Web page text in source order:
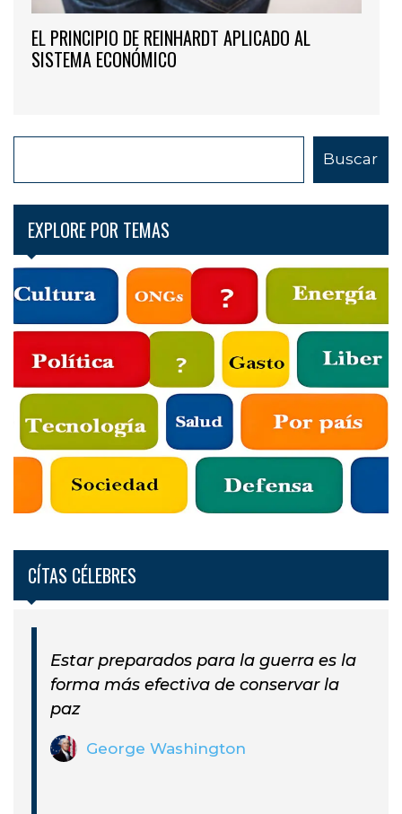
EL PRINCIPIO DE REINHARDT APLICADO AL
SISTEMA ECONÓMICO
r
Buscar
EXPLORE POR TEMAS
CÍTAS CÉLEBRES
Estar preparados para la guerra es la
forma más efectiva de conservar la
paz
George Washington